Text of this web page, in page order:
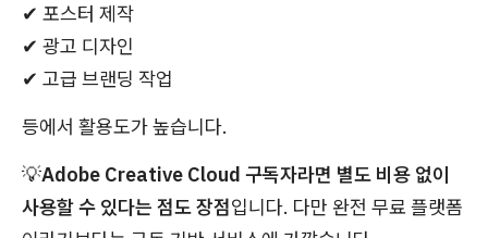
✔ 포스터 제작
✔ 광고 디자인
✔ 고급 브랜딩 작업
등에서 활용도가 높습니다.
💡Adobe Creative Cloud 구독자라면 별도 비용 없이
사용할 수 있다는 점도 장점입니다. 다만 완전 무료 플랫폼